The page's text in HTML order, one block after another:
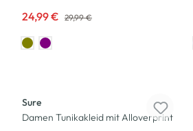
24,99 € 29,99 €
Sure
Damen Tunikakleid mit Alloverprint